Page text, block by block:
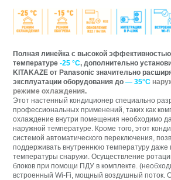
Полная линейка с высокой
температуре-25 °C, дополнительно
KITAKAZE от Panasonic значительно
эксплуатации оборудования до— 35°С
режиме охлаждения.
Этот настенный кондиционер специально
профессиональных применений, таких как
охлаждение внутри помещения необходимо
наружной температуре. Кроме того, этот
системой автоматического переключения,
поддерживать внутреннюю температуру даже
температуры снаружи. Осуществление
блоков при помощи ПДУ в комплекте.
встроенный Wi-Fi, мощный воздушный поток.